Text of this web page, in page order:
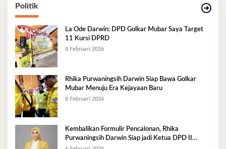
Politik
La Ode Darwin: DPD Golkar Mubar Saya Target
11 Kursi DPRD
8 Februari 2026
Rhika Purwaningsih Darwin Siap Bawa Golkar
Mubar Menuju Era Kejayaan Baru
8 Februari 2026
Kembalikan Formulir Pencalonan, Rhika
Purwaningsih Darwin Siap jadi Ketua DPD II
Golkar Mubar